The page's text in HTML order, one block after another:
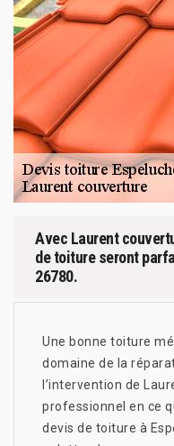
Avec Laurent
de toiture seront
26780.
Une bonne toiture
domaine de la
l’intervention de
professionnel en ce
devis de toiture à